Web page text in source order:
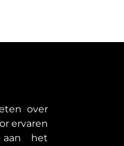
over
ervaren
aan het